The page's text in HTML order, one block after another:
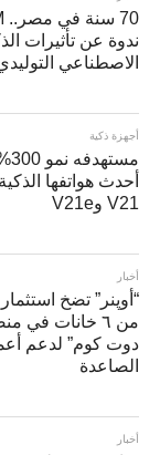
ندوة عن تأثيرات
الاصطناعي
أجهزة ذكية
أحدث هواتفها
V21 وV21e
أخبار
“أوپنر” تضخ
من ٦ خانات في
دوت كوم” لدعم
الصاعدة
أخبار